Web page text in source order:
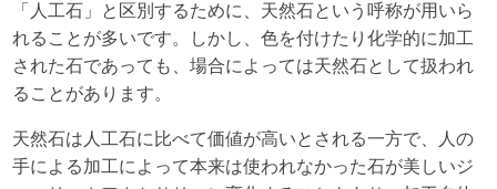
「人工石」と区別するために、天然石という呼称が用いら
れることが多いです。しかし、色を付けたり化学的に加工
された石であっても、場合によっては天然石として扱われ
ることがあります。
天然石は人工石に比べて価値が高いとされる一方で、人の
手による加工によって本来は使われなかった石が美しいジ